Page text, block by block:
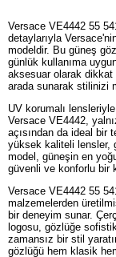
Versace VE4442 55
detaylarıyla
modeldir. Bu güneş
günlük kullanıma
aksesuar olarak dikkat
arada sunarak stilinizi
UV korumalı
Versace VE4442,
açısından da ideal bir
yüksek kaliteli lensler,
model, güneşin en
güvenli ve konforlu bir
Versace VE4442 55
malzemelerden
bir deneyim sunar.
logosu, gözlüğe
zamansız bir stil
gözlüğü hem klasik